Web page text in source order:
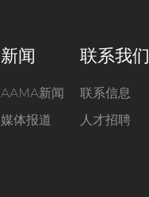
新闻
AAMA新闻
媒体报道
联系我们
联系信息
人才招聘